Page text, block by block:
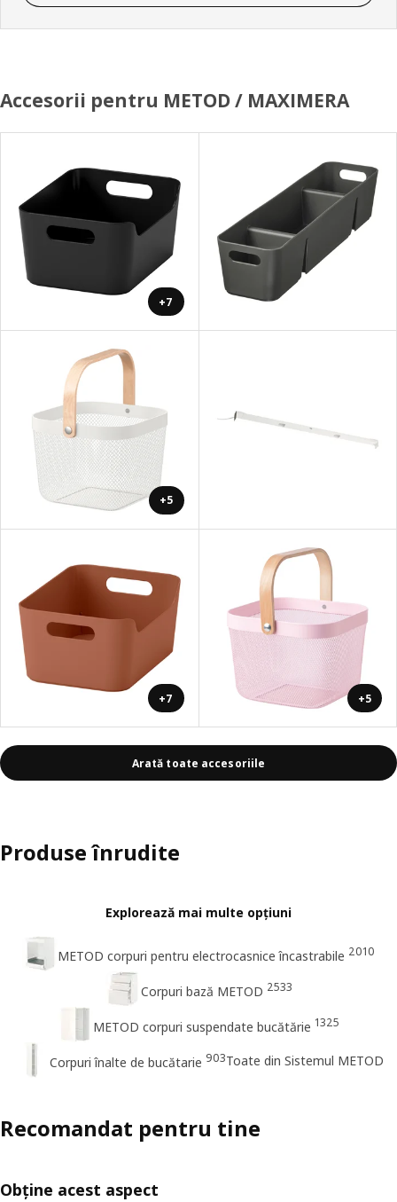
Accesorii pentru METOD / MAXIMERA
+7
+5
+7 +5
Arată toate accesoriile
Produse înrudite
Explorează mai multe opțiuni
METOD corpuri pentru electrocasnice încastrabile 2010
Corpuri bază METOD 2533
METOD corpuri suspendate bucătărie 1325
Corpuri înalte de bucătarie 903Toate din Sistemul METOD
Recomandat pentru tine
Obține acest aspect